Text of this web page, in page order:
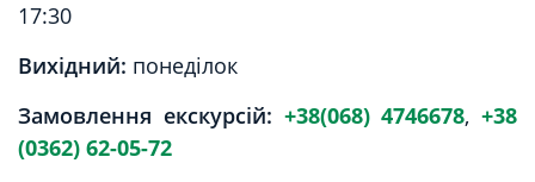
17:30
Вихідний: понеділок
Замовлення екскурсій: +38(068) 4746678, +38
(0362) 62-05-72